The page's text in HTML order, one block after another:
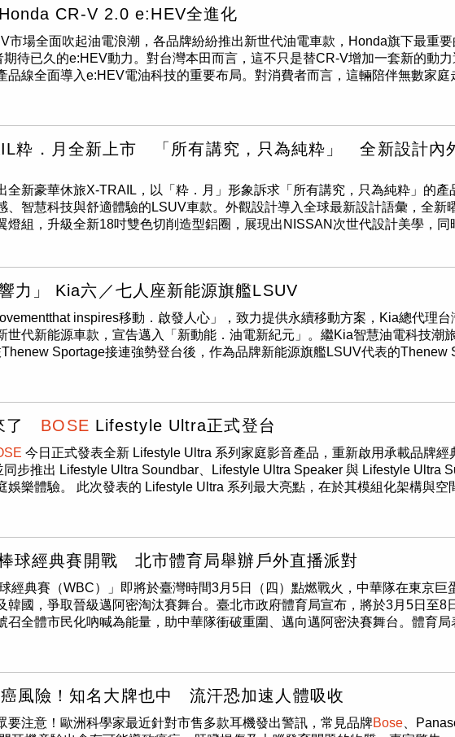
自山形天童市的匠粹金屬飾條勾邊點綴，日式工藝在指尖流轉。(圖／
工藝的堆疊。全車大量採用軟皮革材質包覆，並導入TAKUMI匠人訂製皮革座
車型；若選配Miyabi雅緻套件，中控台與車門還會加上啟發自山形天童市工藝
金屬飾條，讓座艙氛圍更具溫潤質感。蝴蝶式雙開中央扶手與懸浮式排檔座
習慣。儀表、螢幕與方向盤構築出一方座艙天地，Zero Layer零層級設計理念
科技配備更是極粋版的重頭戲。12.3吋數位儀表、12.3吋中控觸控螢幕，
成完整的三屏數位座艙，行車資訊幾乎不需低頭確認，大幅降低視覺調焦負
只需移動4度即可掌握導航與智駕資訊。音響部分，極粋版標配BOSE
向性揚聲器技術，加上PVB雙層隔音玻璃與ANC主動降噪，車艙寧靜度提升
前座並具備通風、8向電動調整及2組記憶功能，配合LED前座車門氣氛燈，整
引擎蓋，擁有300項世界獨家專利的VC-Turbo可變壓縮比引擎靜置其中，能輸
CTWANT)動力依舊出色底盤質感有感提升動力系統維持NISSAN獨家的1.5升
馬力204ps、扭力30.6kgm，油耗值可達18~25km/L，兼顧性能與經濟性。這
，運轉摩擦係數降低44%，實際駕駛時油門反應線性且順暢，市區跟車不拖
粋．月隨速度流動而過，簧下重量減輕35%換來的車頭神情，在動態中顯得格
共同開發的第三代CMF-C平台，車身抗扭轉剛性提升27%，簧下重量減輕
，高速巡航時車身穩定性表現成熟，符合家庭用車對舒適與操控兼顧的期待。
，搭配MOD移動物體偵測，窄巷或車位皆能從容應對。(圖／CTWANT)安全防
粋．月全車系標配ProPILOT智行安全系統，整合全速域ICC定速控制、LKA
距車輛追撞警示，可偵測前方第二輛車的異常狀況，提前預警。精粋版起加入
、EAPM油門誤踩緊急輔助與RR-AEB後方緊急煞車系統，大幅提升低速及倒
最高1500Mpa超高剛性鋼材，並取得T-NCAP 4星評等，成人保護達96%，展
一路延伸至尾廂，CMF-C平台帶來車身抗扭轉剛性提升27%的紮實比例，為
款車型怎麼選？純粋版89.9萬元(含政府舊換新補助）為入門主力，已具備
全系統與PFCW等基礎防護，CP值相當高；精粋版104.9萬元(含政府舊換新
皮革、足感應電動尾門及AVM 360環景等主動安全與舒適配備，是銷售
換新補助）則將10.8吋HUD、BOSE Premium音響、雙前座電動記憶座椅與動
頂規選擇；若再加價至116萬元升級Miyabi雅緻套件，還能擁有專屬曲木飾板
的買家。整體而言，X-Trail粋．月並非大幅度改款，而是透過工藝質感、科技
力更上一層樓。從細膩的日式座艙工藝、完整的智行安全系統，到成熟穩健
代家庭對中型SUV的期待。若預算允許，極粋版憑藉最完整的舒適與豪華配備
盤按鍵佈局井然有序，ProPILOT智行安全系統的全速域ICC與LKA盡在指尖
規格表】NISSAN X-TRAIL粋‧月。(圖／業者提供)
CR-V 2.0 e:HEV全進化
市場全面吹起油電浪潮，各品牌紛紛推出新世代油電車款，Honda旗下最重
待已久的e:HEV動力。對台灣本田而言，這不只是替CR-V增加一套新的動
品線全面導入e:HEV電油科技的重要布局。對消費者而言，這輛陪伴無數家庭
能與電動化這塊最後拼圖。自1995年問世以來，CR-V全球累積銷售已突破
多年來始終穩居國產中型休旅市場的重要地位。此次第六代CR-V小改款最大
了換上全新電油系統外，也同步針對隔音、科技配備與舒適性進一步升級。
積蜂巢式水箱護罩搭配修長LED頭燈，辨識度相當高。（圖／黃耀徵攝）中控
線都可輕易連接Apple CarPlay及Android Auto。（圖／黃耀徵攝）從外觀來看
續現行世代成熟穩重的設計。大面積蜂巢式水箱護罩搭配修長LED頭燈，仍維
少細節展現專屬身分，包括前後下護板、側裙全面改採車身同色烤漆，搭配黑
亮黑鋁圈，讓整體質感比汽油版本更精緻。車室鋪陳維持Honda近年一貫簡潔
式空調出風口，不論視覺或操作都十分直覺。此次小改款另一項重點，是全車
統，提供Digital Key數位鑰匙、遠端啟動、空調控制、車輛狀態查詢等多項功
9吋多媒體觸控螢幕，支援Apple CarPlay及Android Auto，無論有線或無線連
座艙的期待。配備10.2吋全數位儀表，可顯示完整車輛資訊。（圖／黃耀徵攝
雙前座通風座椅、全景式電動天窗、MVCS環景影像輔助系統等配備全數到位
）作為車系旗艦，此次試駕的Prestige車型，在配備方面也展現十足誠意。除
之外，HUD抬頭顯示器、 BOSE高級音響、雙前座通風座椅、全景式電動天窗
到位，其中不少都是過去消費者期待已久的配備。此外，質感明顯提升的內裝
SUV。空間機能依舊是CR-V最具競爭力的優勢之一。4,690mm車長與
有充裕腿部空間外，椅背角度仍可多段調整，乘坐表現相當出色。後廂空間同
車或露營裝備都能輕鬆收納，搭配電動尾門與腳踢感應功能，日常採買或全
多年來深受家庭買家喜愛的重要原因。車長4,690mm與軸距2,700mm均維持
徵攝） 後廂空間同樣維持優異水準，並搭配電動尾門與腳踢感應功能。（圖／
入國內的2.0 e:HEV電油系統。新車搭載2.0升Atkinson循環自然進氣引擎，結
大綜效輸出184ps、34.2kgm，平均油耗達20.5km/L。不同於傳統油電系統偏
色，在於大多數日常行駛情境都是以電動馬達作為主要驅動來源，引擎則依照
，因此起步反應更接近純電動車，油門踩下後動力立即湧現，不僅加速相當
次導入國內的2.0 e:HEV電油系統，搭載2.0升Atkinson循環自然進氣引擎，結
。（圖／黃耀徵攝）搭配E-CVT無段變速系統，平均油耗達20.5km/L。
，新車展現出十分輕快的起步反應，忽快忽慢的路況也幾乎感受不到動力切換
快速道路後，稍微加深油門，動力便順暢湧現，即使滿載乘客或進行超車，也
與馬達之間的切換幾乎難以察覺，不需要刻意思考目前由哪一套動力負責驅
e:HEV最成熟、也最容易讓人留下深刻印象的地方。除了動力之外，小改款
肅性。Honda針對車身重新進行NVH優化，包括車體隔音、輪胎配置以及車室
間由馬達驅動，使車內安靜程度比以往更加出色。高速巡航時，風切聲與胎
質提升不少，對於家庭休旅而言，這樣的進步往往比增加幾匹馬力更加有感。
面對市區常見的伸縮縫、坑洞或破碎路面時，懸吊能有效吸收震動，同時保
散。方向盤保有Honda一貫輕快且精準的手感，市區停車或巷弄穿梭十分輕鬆
車身尺碼已屬中型SUV，實際駕駛仍沒有笨重感，依舊保有相當容易上手的特
懸吊能有效吸收來自地面的震動，同時保有足夠的支撐性。（圖／黃耀徵攝）
粋．月全新上市 「所有講究，只為純粋」 全新設計內
全新豪華休旅X-TRAIL，以「粋．月」形象訴求「所有講究，只為純粋」的產
、智慧科技與舒適體驗的LSUV車款。外觀設計導入全球最新設計語彙，全新
燈組，升級全新18吋雙色切削造型鋁圈，展現出NISSAN次世代設計美學，同
通風座椅、雙前座8向電動調整功能、TAKUMI匠人訂製皮革、山形曲木飾板及
用性，更體現內斂細緻的日式精緻工藝(註1)。NISSAN X-TRAIL粋．月全新
內外質感配備89.9萬元起。（圖片提供／NISSAN）產品編成方面，X-TRAIL
吋數位影音主機及Apple CarPlay／Android Auto等科技配備，全面提升駕駛
座通風座椅、雙前座8向電動調整、TAKUMI匠人訂製皮革、足感應電動尾門，
再追加配備10.8吋HUD數位抬頭顯示器（HUD）、BOSEPremium
椅及動感車頂行李架，滿足追求LSUV極致駕馭感受的消費者。全新NISSAN
撼價89.9萬元起、精粋版震撼價104.9萬元起、極粋版震撼價113.5萬元起。極
雅緻套件，包含魅力雙色外型、山形曲木飾板及匠粋金飾條，整體質感
位滿足消費者需求，本月入主另可享首年低月付5,888元，加贈2萬元配件金優
震撼彈(註2)。NISSAN X-TRAIL粋．月全新上市，「所有講究，只為純粋」，
片提供／NISSAN）所有講究，只為純粹 結合NISSAN三大DNA 打造日
有的美學精神，象徵內斂、純粹與對細節的講究，X-TRAIL粋．月延續「感動
粋の信賴及粋の心技三大DNA，將智慧科技、安全防護與日式工藝融入產品細
理念：l 粋の智驅：獨家1.5 T VC-Turbo引擎科技與賽道級底盤X-TRAIL搭載
統大獎的 VC-Turbo可變壓縮比引擎，可智慧調節引擎壓縮比，完美兼具動力
台，注入F1賽道技術對效率與高剛性追求，大幅提升27%車身抗扭剛性，成
鬥機開發精神，打造出Zero Layer零層級專注座艙，由 12.3吋數位儀表、12.3
組成的「黃金三屏」，兼顧駕駛安全與智慧便利。l 粋の信賴：潛艇級高剛性
注投入安全預警思維， X-TRAIL全車採用最高1,500 MPa超高強度鋼材打造
及防撞結構大量採用鋁合金材質，兼顧車體剛性與輕量化，提供更完善的安
智行安全系統，整合ICC智慧型全速域定速控制、LKA車道維持輔助及VDC
PFCW超視距車輛追撞警示系統，可提前偵測前方第二輛車的車流動態，搭配
人為本的日式座艙設計哲學，導入山形曲木飾板與匠粋金屬飾條，搭配
緻美學；全車靜音工程結合雙層隔音玻璃與ANC主動降噪系統，有效隔絕車
院級音響系統，營造靜謐舒適的車室氛圍與沉浸式聆聽體驗；雙前座通風座椅
有講究，只為純粹」。 X-TRAIL粋．月自即日起以超值震撼價89.9萬元起正
及價格調整，打造更符合家庭需求的豪華中型休旅車款，NISSAN誠摯邀請所
力」 Kia六／七人座新能源旗艦LSUV
inspires移動．啟發人心」，致力提供永續移動方案，Kia總代理
世代新能源車款，宣告邁入「新動能．油電新紀元」。繼Kia智慧油電科技潮
Sportage接連強勢登台後，作為品牌新能源旗艦LSUV代表的Thenew
豪華舒適座艙與先進科技配備，深受國內消費者肯定。為回應市場需求並回
入全新年式Thenew Sorento，並全面聚焦1.6L Turbo-Hybrid渦輪油電動力，
者更輕鬆入主Kia新能源旗艦車款，同時將多款配備下放，升級配備不加價，
，實力進化上市！全新年式The new Sorento聚焦1.6L Turbo-Hybrid渦輪油電
（圖片提供／ Kia）全新年式The new Sorento聚焦油電車型 實力再進化全新
美學質感」、「Luxurious Evolution豪華質感」、「Pioneer
Apex/Signature三款車型。全面採用1.6L Turbo-Hybrid渦輪油電動力，
高17.7km/L的節能油耗表現，兼顧節能效率與充沛動力表現，首度新增之油電
能源旗艦LSUV。同時，全新年式配備全面優化，Apex車型升級標配雙前座
前座椅背Type C充電功能，並可進一步選擇尊榮六人座。Signature車型則將
級為標配，滿足層峰買家的用車期待。全台Kia展示中心同步展出The new
美學質感」Kia The new Sorento新能源旗艦LSUV完美承襲The Kia EV9
與前瞻科技配備，採用Kia「Opposites United對立的和諧」設計理念打造，
Map LED星圖日行燈，並透過Vertical LED晶曜頭燈與立體三維水箱護罩
的設計，完美詮釋Kia新世代設計美學。全新年式換上Kia新世代四幅式電容真
計，提供尊榮不凡的質感體驗。4. The new Sorento全新年式換上Kia新世代四
平式座艙。（圖片提供／ Kia）「Luxurious Evolution 豪華質感」全新年式
，包含全車系標配E-SHIFT電子旋鈕排檔、方向盤換檔撥片(整合動能再生制
內的一鍵切換數位控制面板與64色可調式氣氛燈，並支援Apple CarPlay™與
。Apex版本以上還可依照需求選配第二排尊榮獨立座椅，Signature尊榮六人
，包含全景天窗、頂級NAPPA真皮座椅、Ergo-Motion 駕駛座按摩功能座椅、
側向包覆調整、副駕駛2向電動腰靠、第二排獨立雙座加熱座椅、HUD抬頭顯
了 BOSE Lifestyle Ultra正式登台
今日正式發表全新 Lifestyle Ultra 系列家庭影音產品，重新啟用承載品牌經
同步推出 Lifestyle Ultra Soundbar、Lifestyle Ultra Speaker 與 Lifestyle Ultra
娛樂體驗。 此次發表的 Lifestyle Ultra 系列最大亮點，在於其模組化架構與空
開始建構系統，後續搭配 Lifestyle Ultra Speaker 及 Lifestyle Ultra Subwoofer
院配置。（圖片提供／
TAIWAN） Lifestyle Ultra Soundbar 搭載六個
專利 PhaseGuide 技術，結合 Dolby Atmos 與BoseTrueSpatial 音訊處理技
高度感的空間音場。 此外，全新導入的 BoseSpeechClarity AI 技術，可在不
BoseCleanBass 技術則透過 QuietPort 結構降低失真，即使於高音量輸出下
理商 宏驜有限公司 鍾嘉洋 副總經理表示： 「近年來消費者對於家庭娛樂的
整的沉浸式體驗。無論是電影、運動賽事、演唱會直播或遊戲娛樂，都讓家
最大的特色，在於消費者能依據自己的空間與需求彈性擴充，逐步建構完整系
代理商 昶美有限公司 林維哲 總經理表示： 「Lifestyle Ultra 不只是產品
進化。我們希望透過更智慧的空間音訊技術與模組化架構，讓消費者在家中
」Lifestyle Ultra 系列即日起於全台指定通路正式上市。
球經典賽開戰 北市體育局舉辦戶外直播派對
經典賽（WBC）」即將於臺灣時間3月5日（四）點燃戰火，中華隊在東京巨
韓國，爭取晉級邁阿密淘汰賽舞台。臺北市政府體育局宣布，將於3月5日至8
召全體市民化吶喊為能量，助中華隊衝破重圍、邁向邁阿密決賽舞台。體育局
核心概念，打造全城應援的集結場域，特別選定人潮匯聚的信義香堤廣場作
受矚目的「台日經典對決」，更特別加開臺北表演藝術中心轉播場次，串聯東
信金融園區也將同步於3月6日至8日舉辦直播活動，透過三區連動讓熱血應援
超大螢幕，結合高規格音響設備與DJ音控，營造不輸東京巨蛋現場的臨場
深厚底蘊與生命力，3月6日（五）也特別邀請曾多次代表我國征戰國際賽的臺
旗歌領唱環節，象徵臺灣棒球精神的世代傳承。此外，人氣啦啦隊「小龍女
風險！知名大牌也中 流汗恐加速人體吸收
要注意！歐洲科學家最近針對市售多款耳機發出警訊，常見品牌Bose 、